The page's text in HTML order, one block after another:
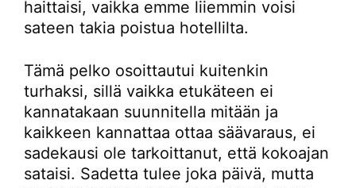
haittaisi, vaikka emme liiemmin voisi
sateen takia poistua hotellilta.
Tämä pelko osoittautui kuitenkin
turhaksi, sillä vaikka etukäteen ei
kannatakaan suunnitella mitään ja
kaikkeen kannattaa ottaa säävaraus, ei
sadekausi ole tarkoittanut, että kokoajan
sataisi. Sadetta tulee joka päivä, mutta